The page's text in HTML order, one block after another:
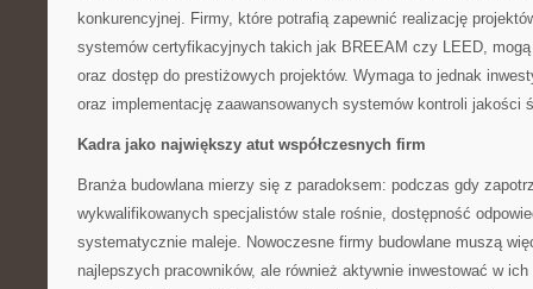
konkurencyjnej. Firmy, które potrafią zapewnić realizację
systemów certyfikacyjnych takich jak BREEAM czy LEED,
oraz dostęp do prestiżowych projektów. Wymaga to jednak
oraz implementację zaawansowanych systemów kontroli jakości
Kadra jako największy atut współczesnych firm
Branża budowlana mierzy się z paradoksem: podczas gdy
wykwalifikowanych specjalistów stale rośnie, dostępność
systematycznie maleje. Nowoczesne firmy budowlane muszą
najlepszych pracowników, ale również aktywnie inwestować w